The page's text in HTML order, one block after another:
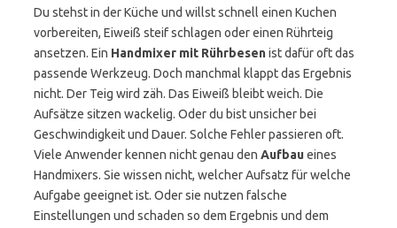
Du stehst in der Küche und willst schnell einen Kuchen
vorbereiten, Eiweiß steif schlagen oder einen Rührteig
ansetzen. Ein Handmixer mit Rührbesenist dafür oft das
passende Werkzeug. Doch manchmal klappt das Ergebnis
nicht. Der Teig wird zäh. Das Eiweiß bleibt weich. Die
Aufsätze sitzen wackelig. Oder du bist unsicher bei
Geschwindigkeit und Dauer. Solche Fehler passieren oft.
Viele Anwender kennen nicht genau den Aufbaueines
Handmixers. Sie wissen nicht, welcher Aufsatz für welche
Aufgabe geeignet ist. Oder sie nutzen falsche
Einstellungen und schaden so dem Ergebnis und dem